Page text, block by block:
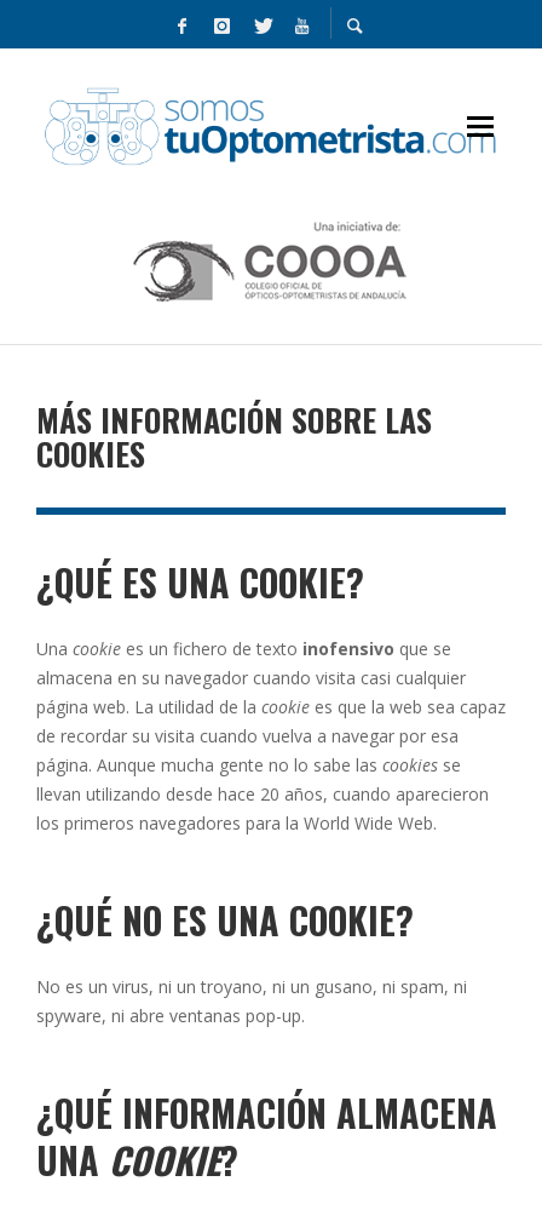
MÁS INFORMACIÓN SOBRE LAS
COOKIES
¿QUÉ ES UNA COOKIE?
Una cookie es un fichero de texto inofensivo que se
almacena en su navegador cuando visita casi cualquier
página web. La utilidad de la cookie es que la web sea capaz
de recordar su visita cuando vuelva a navegar por esa
página. Aunque mucha gente no lo sabe las cookies se
llevan utilizando desde hace 20 años, cuando aparecieron
los primeros navegadores para la World Wide Web.
¿QUÉ NO ES UNA COOKIE?
No es un virus, ni un troyano, ni un gusano, ni spam, ni
spyware, ni abre ventanas pop-up.
¿QUÉ INFORMACIÓN ALMACENA
UNA COOKIE?